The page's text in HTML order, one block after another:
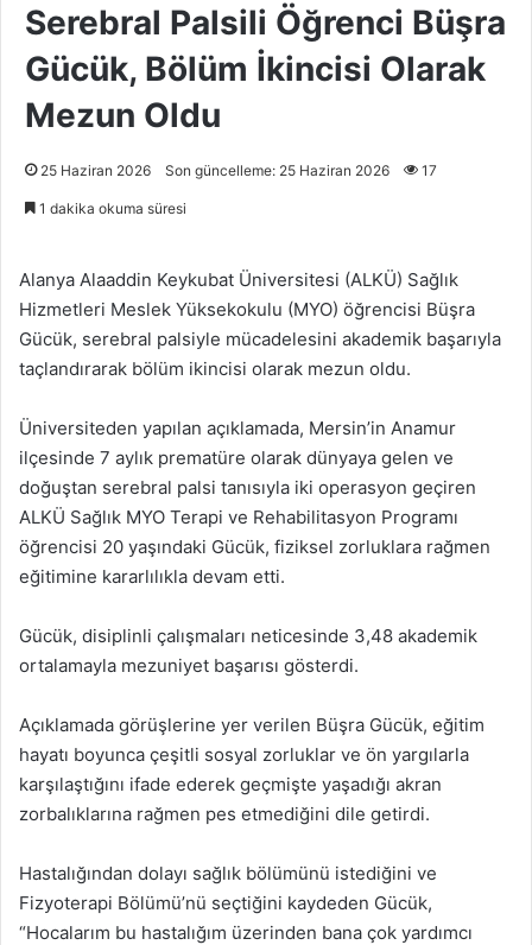
Serebral Palsili Öğrenci Büşra
Gücük, Bölüm İkincisi Olarak
Mezun Oldu
25 Haziran 2026 Son güncelleme: 25 Haziran 2026 17
1 dakika okuma süresi
Alanya Alaaddin Keykubat Üniversitesi (ALKÜ) Sağlık
Hizmetleri Meslek Yüksekokulu (MYO) öğrencisi Büşra
Gücük, serebral palsiyle mücadelesini akademik başarıyla
taçlandırarak bölüm ikincisi olarak mezun oldu.
Üniversiteden yapılan açıklamada, Mersin’in Anamur
ilçesinde 7 aylık prematüre olarak dünyaya gelen ve
doğuştan serebral palsi tanısıyla iki operasyon geçiren
ALKÜ Sağlık MYO Terapi ve Rehabilitasyon Programı
öğrencisi 20 yaşındaki Gücük, fiziksel zorluklara rağmen
eğitimine kararlılıkla devam etti.
Gücük, disiplinli çalışmaları neticesinde 3,48 akademik
ortalamayla mezuniyet başarısı gösterdi.
Açıklamada görüşlerine yer verilen Büşra Gücük, eğitim
hayatı boyunca çeşitli sosyal zorluklar ve ön yargılarla
karşılaştığını ifade ederek geçmişte yaşadığı akran
zorbalıklarına rağmen pes etmediğini dile getirdi.
Hastalığından dolayı sağlık bölümünü istediğini ve
Fizyoterapi Bölümü’nü seçtiğini kaydeden Gücük,
“Hocalarım bu hastalığım üzerinden bana çok yardımcı